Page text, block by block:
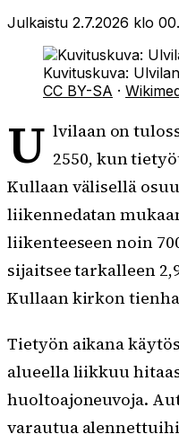
Julkaistu 2.7.2026 klo
Kuvituskuva:
CC BY-SA ·
U lvilaan on
2550, kun
Kullaan välisellä
liikennedatan
liikenteeseen noin
sijaitsee tarkalleen
Kullaan kirkon
Tietyön aikana
alueella liikkuu
huoltoajoneuvoja.
varautua